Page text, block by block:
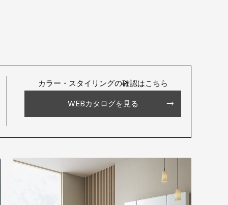
カラー・スタイリングの確認はこちら
WEBカタログを見る